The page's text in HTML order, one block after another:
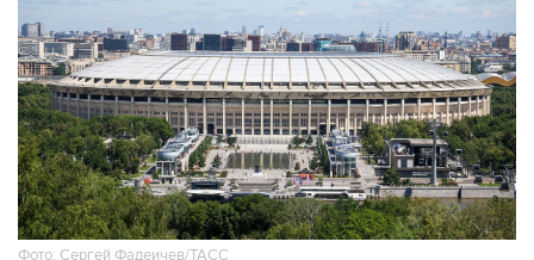
Фото: Сергей Фадеичев/ТАСС